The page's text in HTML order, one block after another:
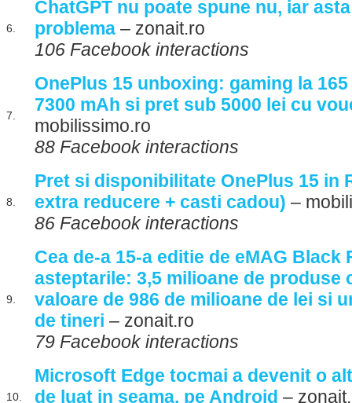
6.
ChatGPT nu poate spune nu, iar
problema – zonait.ro
106 Facebook interactions
7.
OnePlus 15 unboxing: gaming la
7300 mAh si pret sub 5000 lei cu
mobilissimo.ro
88 Facebook interactions
8.
Pret si disponibilitate OnePlus 15 in
extra reducere + casti cadou) –
86 Facebook interactions
9.
Cea de-a 15-a editie de eMAG Black
asteptarile: 3,5 milioane de produse
valoare de 986 de milioane de lei si
de tineri – zonait.ro
79 Facebook interactions
10.
Microsoft Edge tocmai a devenit o
de luat in seama, pe Android –